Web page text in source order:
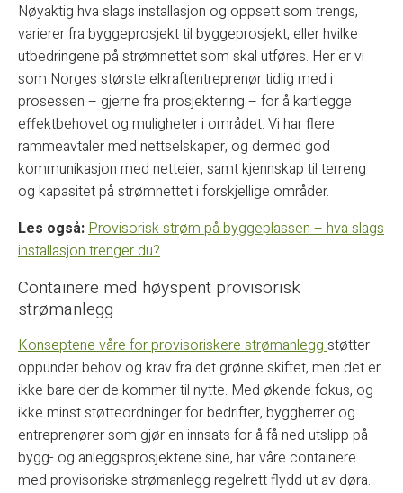
Nøyaktig hva slags installasjon og oppsett som trengs,
varierer fra byggeprosjekt til byggeprosjekt, eller hvilke
utbedringene på strømnettet som skal utføres. Her er vi
som Norges største elkraftentreprenør tidlig med i
prosessen – gjerne fra prosjektering – for å kartlegge
effektbehovet og muligheter i området. Vi har flere
rammeavtaler med nettselskaper, og dermed god
kommunikasjon med netteier, samt kjennskap til terreng
og kapasitet på strømnettet i forskjellige områder.
Les også:Provisorisk strøm på byggeplassen – hva slags
installasjon trenger du?
Containere med høyspent provisorisk
strømanlegg
Konseptene våre for provisoriskere strømanleggstøtter
oppunder behov og krav fra det grønne skiftet, men det er
ikke bare der de kommer til nytte. Med økende fokus, og
ikke minst støtteordninger for bedrifter, byggherrer og
entreprenører som gjør en innsats for å få ned utslipp på
bygg- og anleggsprosjektene sine, har våre containere
med provisoriske strømanlegg regelrett flydd ut av døra.